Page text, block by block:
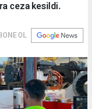
ceza kesildi.
OL